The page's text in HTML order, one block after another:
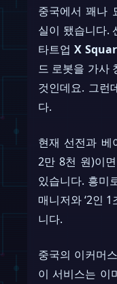
중국에서 꽤나
실이 됐습니다.
타트업 X
드 로봇을 가사
것인데요. 그런
다.
현재 선전과 베
2만 8천 원)이
있습니다. 흥미
매니저와 ‘2인
니다.
중국의 이커머
이 서비스는 이